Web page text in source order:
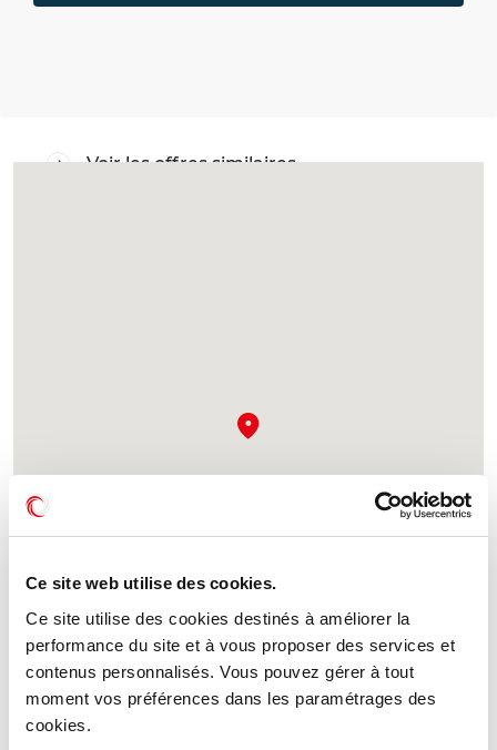
Ce site web utilise des cookies.
Ce site utilise des cookies destinés à améliorer la
performance du site et à vous proposer des services et
contenus personnalisés. Vous pouvez gérer à tout
moment vos préférences dans les paramétrages des
cookies.
Voir les offres similaires